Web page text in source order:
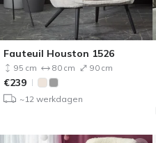
Fauteuil Houston 1526
95 cm 80 cm 90 cm
€239
~12 werkdagen